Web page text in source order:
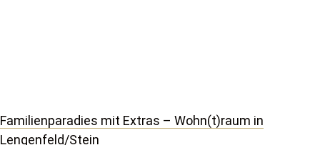
Familienparadies mit Extras – Wohn(t)raum in
Lengenfeld/Stein